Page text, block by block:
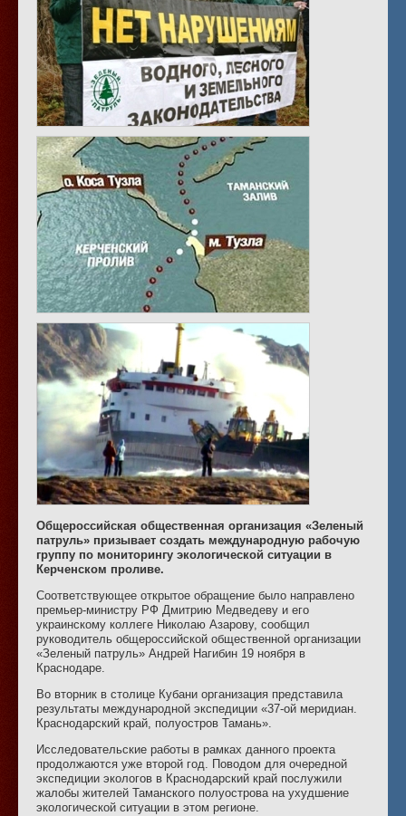
Общероссийская общественная организация «Зеленый
патруль» призывает создать международную рабочую
группу по мониторингу экологической ситуации в
Керченском проливе.
Соответствующее открытое обращение было направлено
премьер-министру РФ Дмитрию Медведеву и его
украинскому коллеге Николаю Азарову, сообщил
руководитель общероссийской общественной организации
«Зеленый патруль» Андрей Нагибин 19 ноября в
Краснодаре.
Во вторник в столице Кубани организация представила
результаты международной экспедиции «37-ой меридиан.
Краснодарский край, полуостров Тамань».
Исследовательские работы в рамках данного проекта
продолжаются уже второй год. Поводом для очередной
экспедиции экологов в Краснодарский край послужили
жалобы жителей Таманского полуострова на ухудшение
экологической ситуации в этом регионе.